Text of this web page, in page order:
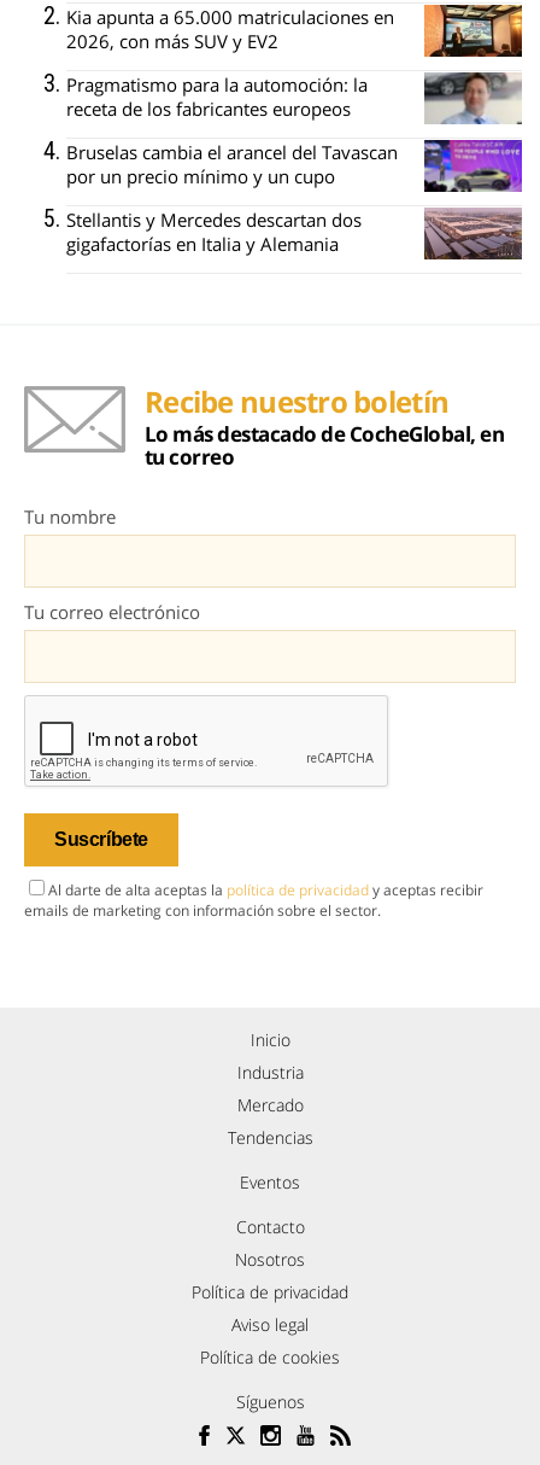
Kia apunta a 65.000 matriculaciones en
2026, con más SUV y EV2
Pragmatismo para la automoción: la
receta de los fabricantes europeos
Bruselas cambia el arancel del Tavascan
por un precio mínimo y un cupo
Stellantis y Mercedes descartan dos
gigafactorías en Italia y Alemania
Recibe nuestro boletín
Lo más destacado de CocheGlobal, en
tu correo
Tu nombre
Tu correo electrónico
Al darte de alta aceptas la política de privacidady aceptas recibir
emails de marketing con información sobre el sector.
Inicio
Industria
Mercado
Tendencias
Eventos
Contacto
Nosotros
Política de privacidad
Aviso legal
Política de cookies
Síguenos